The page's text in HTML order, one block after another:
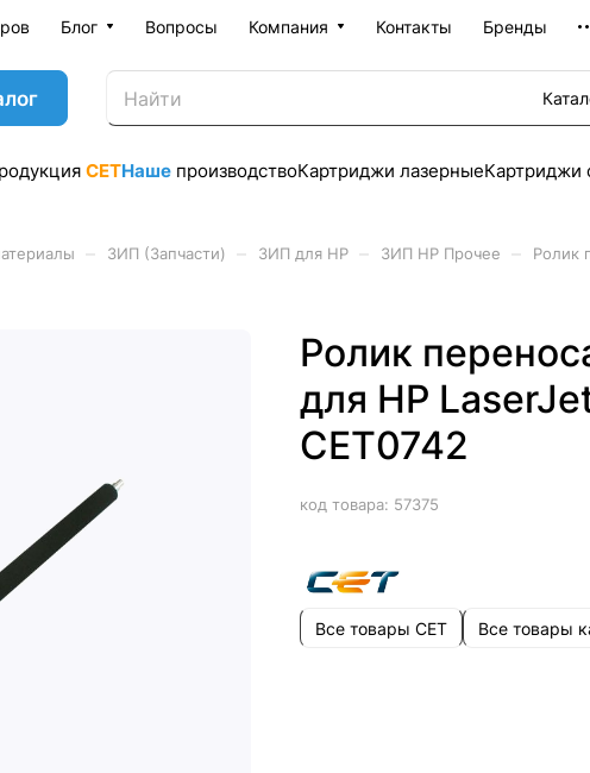
Блог Вопросы Компания Контакты Бренды
CETНаше производствоКартриджи лазерныеКартриджи
ЗИП (Запчасти) ЗИП для HP ЗИП HP Прочее
Ролик
Ролик
для HP
CET0742
код товара: 57375
Все товары CET Все товары